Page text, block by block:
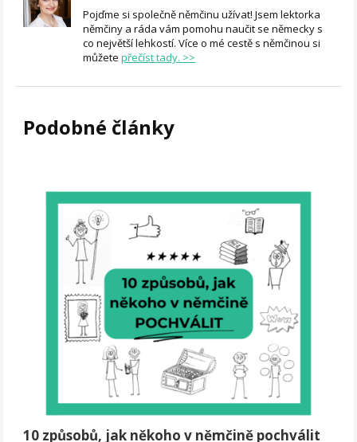
Pojďme si společně němčinu užívat! Jsem lektorka
němčiny a ráda vám pomohu naučit se německy s
co největší lehkostí. Více o mé cestě s němčinou si
můžetepřečíst tady. >>
Podobné články
10 způsobů, jak někoho v němčině pochválit